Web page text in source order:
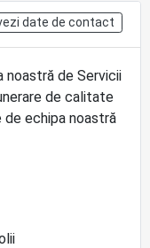
date de contact
noastră de Servicii
de calitate
echipa noastră